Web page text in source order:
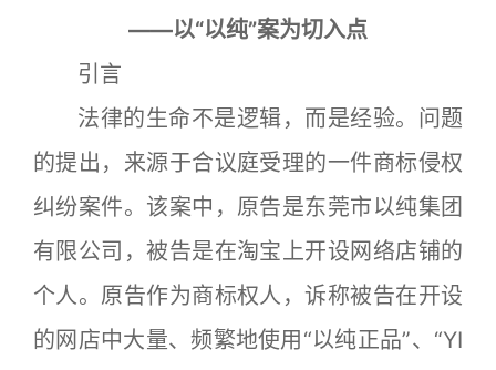
——以“以纯”案为切入点
引言
法律的生命不是逻辑，而是经验。问题
的提出，来源于合议庭受理的一件商标侵权
纠纷案件。该案中，原告是东莞市以纯集团
有限公司，被告是在淘宝上开设网络店铺的
个人。原告作为商标权人，诉称被告在开设
的网店中大量、频繁地使用“以纯正品”、“YI